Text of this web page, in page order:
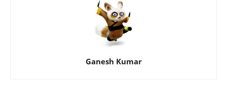
Ganesh Kumar